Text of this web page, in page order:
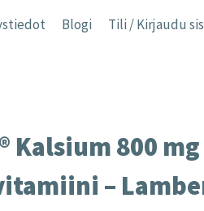
Blogi Tili / Kirjaudu
Kalsium 800
–